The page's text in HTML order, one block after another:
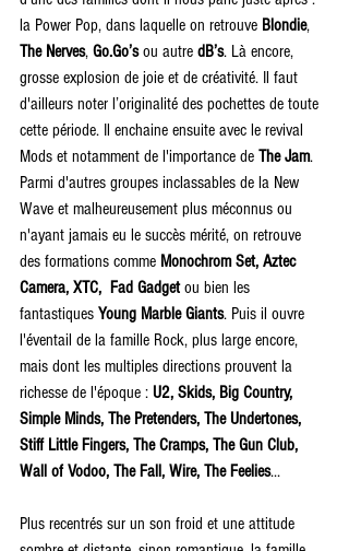
la Power Pop, dans laquelle on retrouve Blondie,
The Nerves, Go.Go’s ou autre dB’s. Là encore,
grosse explosion de joie et de créativité. Il faut
d'ailleurs noter l’originalité des pochettes de toute
cette période. Il enchaine ensuite avec le revival
Mods et notamment de l'importance de The Jam.
Parmi d'autres groupes inclassables de la New
Wave et malheureusement plus méconnus ou
n'ayant jamais eu le succès mérité, on retrouve
des formations comme Monochrom Set, Aztec
Camera, XTC,  Fad Gadget ou bien les
fantastiques Young Marble Giants. Puis il ouvre
l'éventail de la famille Rock, plus large encore,
mais dont les multiples directions prouvent la
richesse de l'époque : U2, Skids, Big Country,
Simple Minds, The Pretenders, The Undertones,
Stiff Little Fingers, The Cramps, The Gun Club,
Wall of Vodoo, The Fall, Wire, The Feelies...
Plus recentrés sur un son froid et une attitude